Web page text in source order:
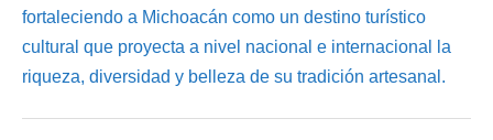
fortaleciendo a Michoacán como un destino turístico
cultural que proyecta a nivel nacional e internacional la
riqueza, diversidad y belleza de su tradición artesanal.